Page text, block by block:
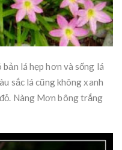
lá hẹp hơn và sống lá
sắc lá cũng không xanh
Nàng Mơn bông trắng